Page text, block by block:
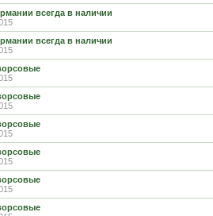
всегда в наличии
всегда в наличии